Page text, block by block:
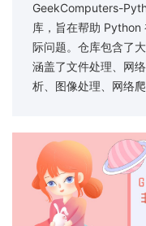
GeekComputers-
库，旨在帮助 Python
际问题。仓库包含了
涵盖了文件处理、网
析、图像处理、网络